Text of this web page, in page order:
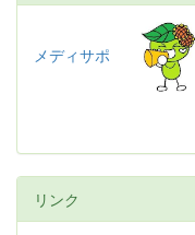
メディサポ
リンク